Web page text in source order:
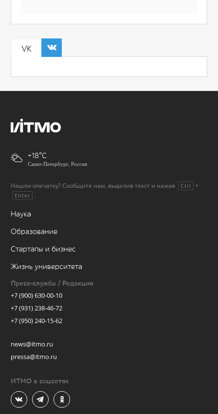
VK
+18
Санкт-Петербург, Россия
Нашли опечатку? Сообщите нам, выделив текст и нажав Ctrl +
Enter .
Наука
Образование
Стартапы и бизнес
Жизнь университета
Пресс-служба / Редакция
+7 (900) 630-00-10
+7 (931) 238-46-72
+7 (950) 240-15-62
news@itmo.ru
pressa@itmo.ru
ИТМО в соцсетях